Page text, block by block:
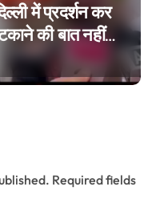
में प्रदर्शन कर
की बात नहीं
है
Required fields